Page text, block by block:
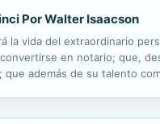
Por Walter Isaacson
la vida del extraordinario
en notario; que,
además de su talento